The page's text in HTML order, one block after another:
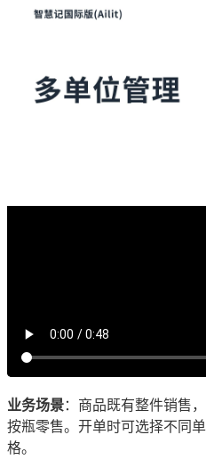
业务场景：商品既有整件销售
按瓶零售。开单时可选择不同
格。